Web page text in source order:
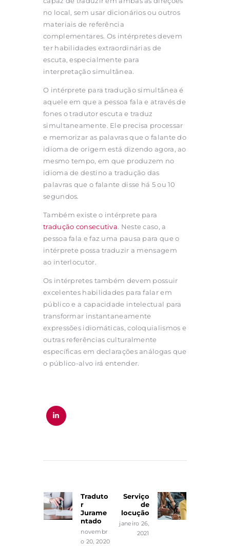
no local, sem usar dicionários ou outros
materiais de referência
complementares. Os intérpretes devem
ter habilidades extraordinárias de
escuta, especialmente para
interpretação simultânea.
O intérprete para tradução simultânea é
aquele em que a pessoa fala e através de
fones o tradutor escuta e traduz
simultaneamente. Ele precisa processar
e memorizar as palavras que o falante do
idioma de origem está dizendo agora, ao
mesmo tempo, em que produzem no
idioma de destino a tradução das
palavras que o falante disse há 5 ou 10
segundos.
Também existe o intérprete para
tradução consecutiva. Neste caso, a
pessoa fala e faz uma pausa para que o
intérprete possa traduzir a mensagem
ao interlocutor.
Os intérpretes também devem possuir
excelentes habilidades para falar em
público e a capacidade intelectual para
transformar instantaneamente
expressões idiomáticas, coloquialismos e
outras referências culturalmente
específicas em declarações análogas que
o público-alvo irá entender.
Post
Previous
post:
Traduto
r
Jurame
ntado
novembr
o 20, 2020
Next
post:
Serviço
de
locução
janeiro 26,
2021